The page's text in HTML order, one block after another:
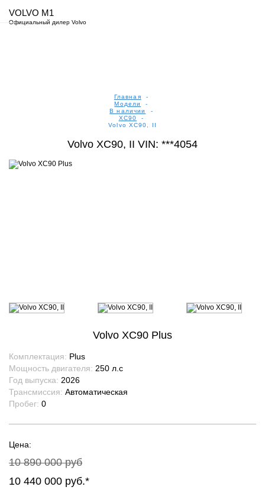
VOLVO M1
Официальный дилер Volvo
Главная
-
Модели
-
В наличии
-
XC90
-
Volvo XC90, II
Volvo XC90, II VIN: ***4054
Volvo XC90 Plus
Комплектация: Plus
Мощность двигателя: 250 л.с
Год выпуска: 2026
Трансмиссия: Автоматическая
Пробег: 0
Цена:
10 890 000 руб
10 440 000 руб.*